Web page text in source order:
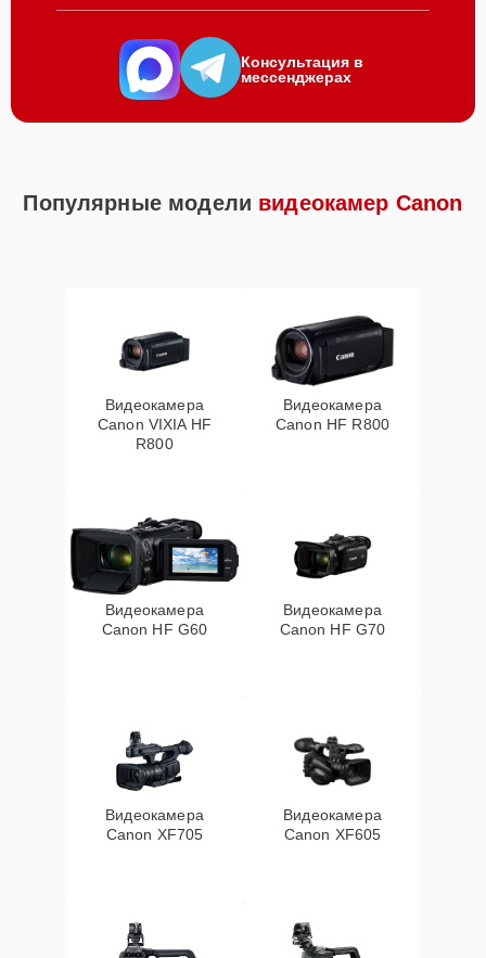
Консультация в
мессенджерах
Популярные модели видеокамер Canon
Видеокамера
Canon VIXIA HF
R800
Видеокамера
Canon HF R800
Видеокамера
Canon HF G60
Видеокамера
Canon HF G70
Видеокамера
Canon XF705
Видеокамера
Canon XF605